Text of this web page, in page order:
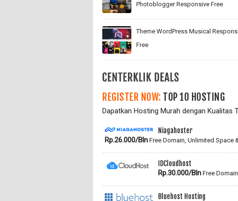
Photoblogger Responsive Free
Theme WordPress Musical
Free
REGISTER NOW: TOP 10 HOSTING
Dapatkan Hosting Murah dengan Kualitas
Niagahoster
Rp.26.000/Bln Free Domain, Unlimited Space
IDCloudhost
Rp.30.000/Bln Free
Bluehost Hosting